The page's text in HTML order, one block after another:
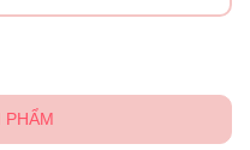
PHẨM